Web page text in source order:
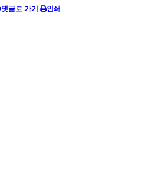
댓글로 가기 인쇄